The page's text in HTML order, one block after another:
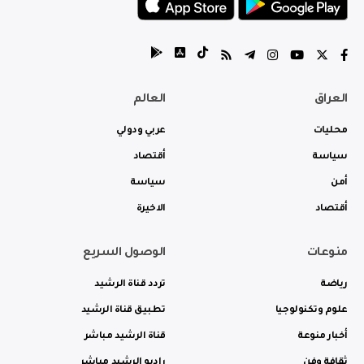
العراق
محليات
سياسة
أمن
أقتصاد
العالم
عربي ودولي
أقتصاد
سياسة
الاخيرة
منوعات
رياضة
علوم وتكنولوجيا
أخبار منوعة
الوصول السريع
تردد قناة الرشيد
تطبيق قناة الرشيد
قناة الرشيد مباشر